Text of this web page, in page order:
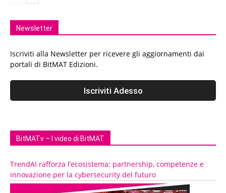
Newsletter
Iscriviti alla Newsletter per ricevere gli aggiornamenti dai
portali di BitMAT Edizioni.
BitMATv – I video di BitMAT
TrendAI rafforza l’ecosistema: partnership, competenze e
innovazione per la cybersecurity del futuro